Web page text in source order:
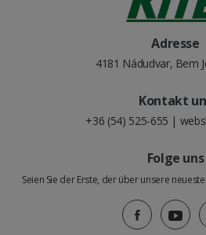
Adresse
4181 Nádudvar, Bem
Kontakt
+36 (54) 525-655 |
Folge uns
Seien Sie der Erste, der über unsere